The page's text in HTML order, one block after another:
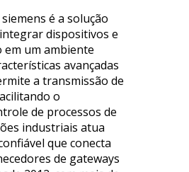
é a solução
dispositivos e
em um ambiente
avançadas
a transmissão de
o
de processos de
industriais atua
que conecta
de gateways